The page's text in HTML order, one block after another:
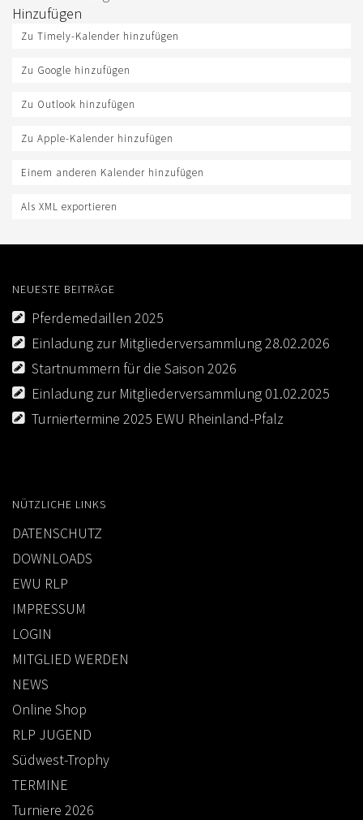
Hinzufügen
Zu Timely-Kalender hinzufügen
Zu Google hinzufügen
Zu Outlook hinzufügen
Zu Apple-Kalender hinzufügen
Einem anderen Kalender hinzufügen
Als XML exportieren
NEUESTE BEITRÄGE
Pferdemedaillen 2025
Einladung zur Mitgliederversammlung 28.02.2026
Startnummern für die Saison 2026
Einladung zur Mitgliederversammlung 01.02.2025
Turniertermine 2025 EWU Rheinland-Pfalz
NÜTZLICHE LINKS
DATENSCHUTZ
DOWNLOADS
EWU RLP
IMPRESSUM
LOGIN
MITGLIED WERDEN
NEWS
Online Shop
RLP JUGEND
Südwest-Trophy
TERMINE
Turniere 2026